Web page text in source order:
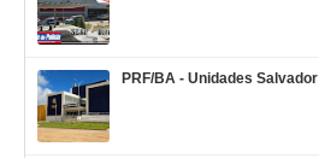
PRF/BA - Unidades Salvador